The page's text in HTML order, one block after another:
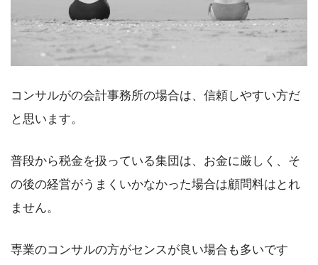
コンサルがの会計事務所の場合は、信頼しやすい方だ
と思います。
普段から税金を扱っている集団は、お金に厳しく、そ
の後の経営がうまくいかなかった場合は顧問料はとれ
ません。
専業のコンサルの方がセンスが良い場合も多いです